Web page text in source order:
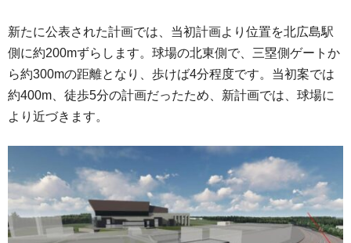
新たに公表された計画では、当初計画より位置を北広島駅
側に約200mずらします。球場の北東側で、三塁側ゲートか
ら約300mの距離となり、歩けば4分程度です。当初案では
約400m、徒歩5分の計画だったため、新計画では、球場に
より近づきます。